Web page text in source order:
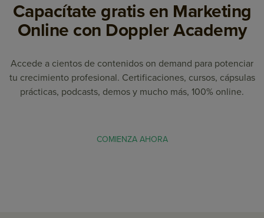
Capacítate gratis en Marketing
Online con Doppler Academy
Accede a cientos de contenidos on demand para potenciar
tu crecimiento profesional. Certificaciones, cursos, cápsulas
prácticas, podcasts, demos y mucho más, 100% online.
COMIENZA AHORA